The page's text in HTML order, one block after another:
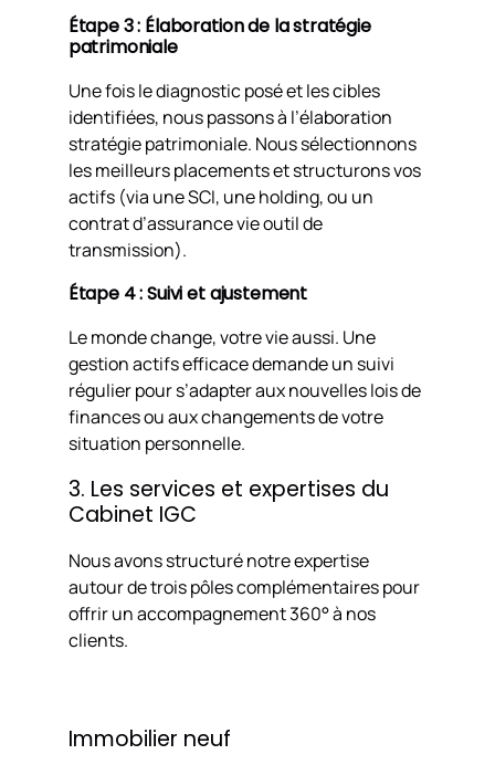
Étape 3 : Élaboration de la stratégie
patrimoniale
Une fois le diagnostic posé et les cibles
identifiées, nous passons à l’élaboration
stratégie patrimoniale. Nous sélectionnons
les meilleurs placements et structurons vos
actifs (via une SCI, une holding, ou un
contrat d’assurance vie outil de
transmission).
Étape 4 : Suivi et ajustement
Le monde change, votre vie aussi. Une
gestion actifs efficace demande un suivi
régulier pour s’adapter aux nouvelles lois de
finances ou aux changements de votre
situation personnelle.
3. Les services et expertises du
Cabinet IGC
Nous avons structuré notre expertise
autour de trois pôles complémentaires pour
offrir un accompagnement 360° à nos
clients.
Immobilier neuf